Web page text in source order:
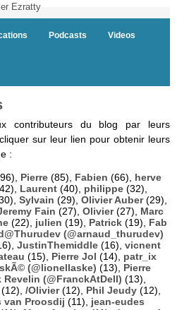
Podcasts Videos
contributeurs du blog par leurs
sur leur lien pour obtenir leurs
:
Pierre (85), Fabien (66), herve
Laurent (40), philippe (32),
Sylvain (29), Olivier Auber(29),
Fain (27), Olivier(27), Marc
(22), julien (19), Patrick (19), Fab
(@arnaud_thurudev)
JustinThemiddle (16), vicnent
(15), Pierre Jol (14), patr_ix
(@lionellaske) (13), Pierre
Revelin (@FranckAtDell) (13),
(12), /Olivier(12), Phil Jeudy (12),
van Proosdij (11), jean-eudes